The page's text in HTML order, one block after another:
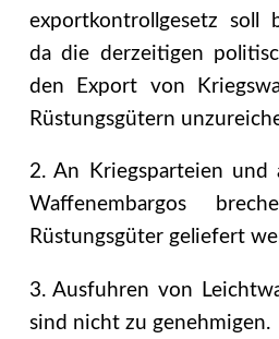
exportkontrollgesetz soll
da die derzeitigen
den Export von
Rüstungsgütern
2. An Kriegsparteien und
Waffenembargos
Rüstungs­güter geliefert
3. Ausfuhren von
sind nicht zu genehmigen.